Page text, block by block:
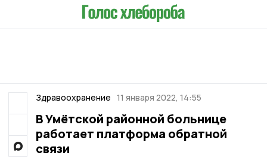
Здравоохранение 11 января 2022, 14:55
В Умётской районной больнице
работает платформа обратной
связи